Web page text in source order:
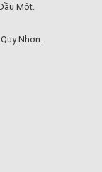
Một.
Nhơn.